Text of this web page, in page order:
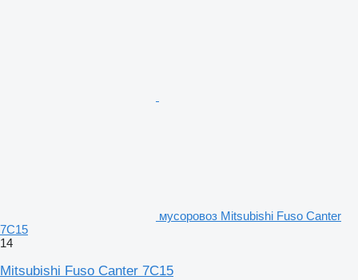
мусоровоз Mitsubishi Fuso Canter
7C15
14
Mitsubishi Fuso Canter 7C15